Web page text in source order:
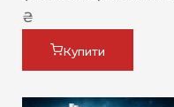
₴
Купити